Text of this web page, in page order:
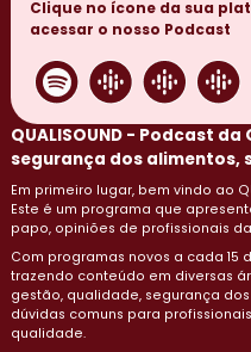
Clique no ícone da sua
acessar o nosso Podcast
QUALISOUND - Podcast
segurança dos alimentos,
Em primeiro lugar, bem vindo ao
Este é um programa que
papo, opiniões de profissionais
Com programas novos a cada 15
trazendo conteúdo em diversas
gestão, qualidade, segurança
dúvidas comuns para
qualidade.